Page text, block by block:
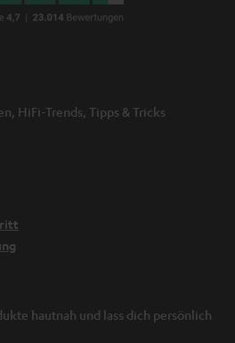
HiFi-Trends, Tipps & Tricks
hautnah und lass dich persönlich